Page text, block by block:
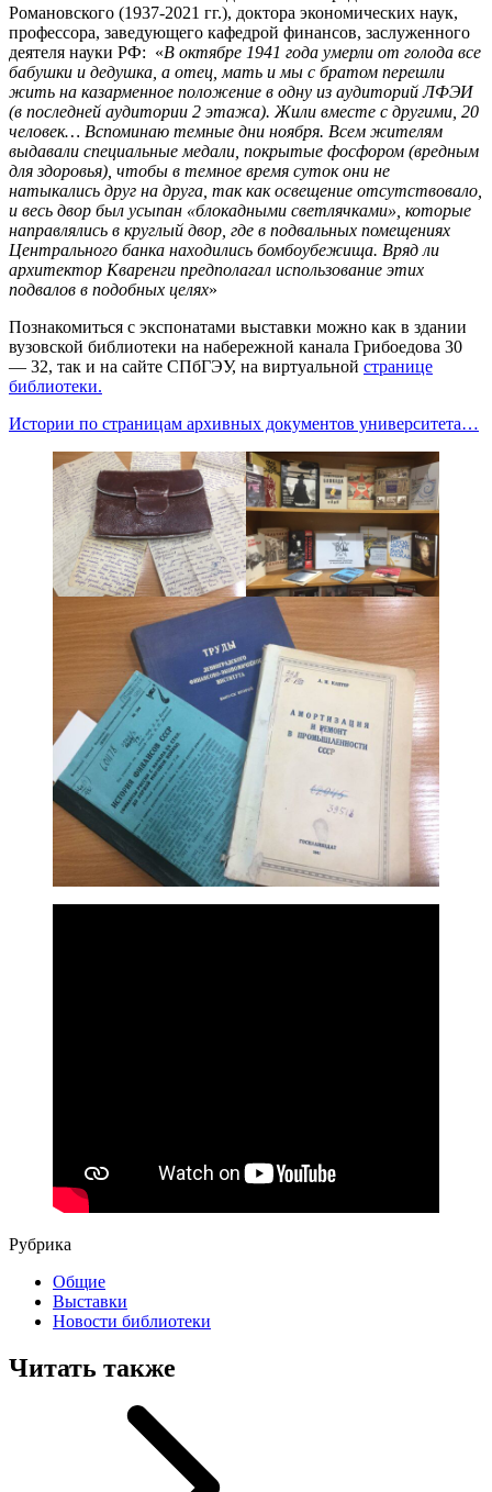
Романовского (1937-2021 гг.), доктора экономических наук,
профессора, заведующего кафедрой финансов, заслуженного
деятеля науки РФ: «В октябре 1941 года умерли от голода все
бабушки и дедушка, а отец, мать и мы с братом перешли
жить на казарменное положение в одну из аудиторий ЛФЭИ
(в последней аудитории 2 этажа). Жили вместе с другими, 20
человек… Вспоминаю темные дни ноября. Всем жителям
выдавали специальные медали, покрытые фосфором (вредным
для здоровья), чтобы в темное время суток они не
натыкались друг на друга, так как освещение отсутствовало,
и весь двор был усыпан «блокадными светлячками», которые
направлялись в круглый двор, где в подвальных помещениях
Центрального банка находились бомбоубежища. Вряд ли
архитектор Кваренги предполагал использование этих
подвалов в подобных целях»
Познакомиться с экспонатами выставки можно как в здании
вузовской библиотеки на набережной канала Грибоедова 30
— 32, так и на сайте СПбГЭУ, на виртуальной странице
библиотеки.
Истории по страницам архивных документов университета…
Рубрика
Общие
Выставки
Новости библиотеки
Читать также